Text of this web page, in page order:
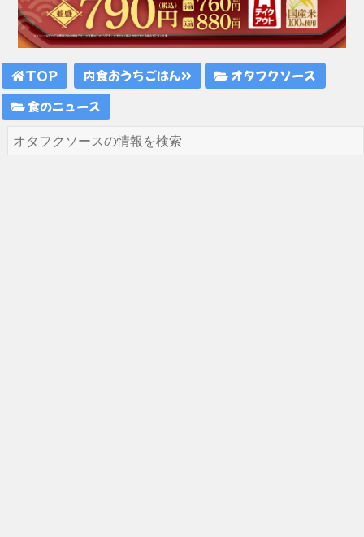
TOP 内食おうちごはん
オタフクソース
食のニュース